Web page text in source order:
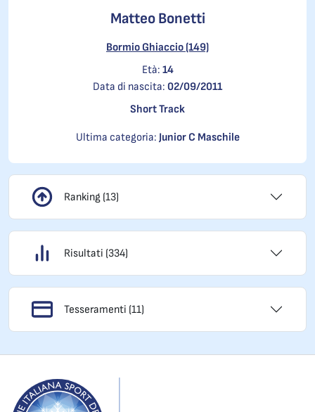
Matteo Bonetti
Bormio Ghiaccio (149)
Età: 14
Data di nascita: 02/09/2011
Short Track
Ultima categoria: Junior C Maschile
Ranking (13)
Risultati (334)
Tesseramenti (11)